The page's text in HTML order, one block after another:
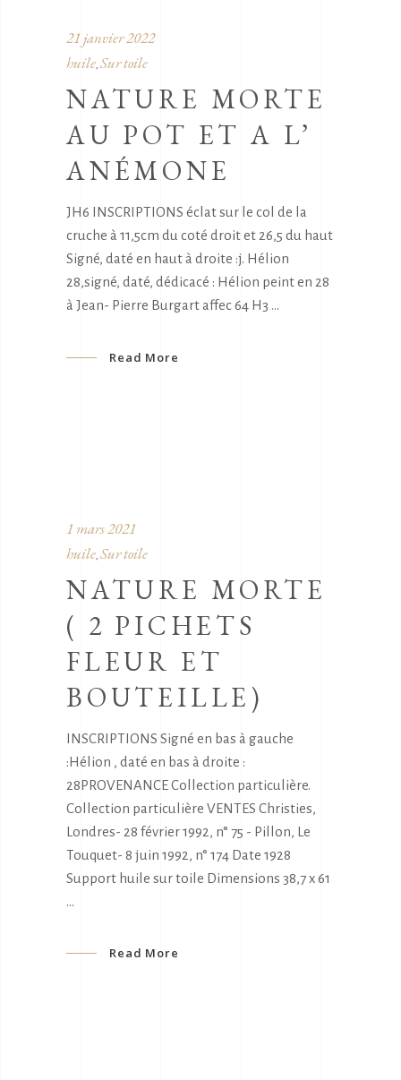
21 janvier 2022
huile, Sur toile
NATURE MORTE
AU POT ET A L’
ANÉMONE
JH6 INSCRIPTIONS éclat sur le col de la
cruche à 11,5cm du coté droit et 26,5 du haut
Signé, daté en haut à droite :j. Hélion
28,signé, daté, dédicacé : Hélion peint en 28
à Jean- Pierre Burgart affec 64 H3
Read More
1 mars 2021
huile Sur toile
NATURE MORTE
( 2 PICHETS
FLEUR ET
BOUTEILLE)
INSCRIPTIONS Signé en bas à gauche
:Hélion , daté en bas à droite :
28PROVENANCE Collection particulière.
Collection particulière VENTES Christies,
Londres- 28 février 1992, n° 75 - Pillon, Le
Touquet- 8 juin 1992, n° 174 Date 1928
Support huile sur toile Dimensions 38,7 x 61
Read More